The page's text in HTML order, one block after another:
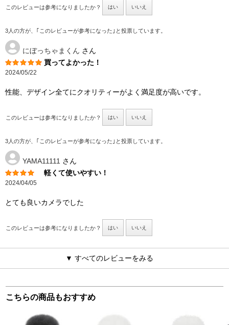
このレビューは参考になりましたか？ はい いいえ
3人の方が、｢このレビューが参考になった｣と投票しています。
にぼっちゃまくん さん
買ってよかった！
2024/05/22
性能、デザイン全てにクオリティーがよく満足度が高いです。
このレビューは参考になりましたか？ はい いいえ
3人の方が、｢このレビューが参考になった｣と投票しています。
YAMA11111 さん
軽くて使いやすい！
2024/04/05
とても良いカメラでした
このレビューは参考になりましたか？ はい いいえ
▼ すべてのレビューをみる
こちらの商品もおすすめ